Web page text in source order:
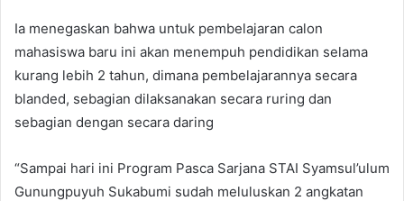
Ia menegaskan bahwa untuk pembelajaran calon
mahasiswa baru ini akan menempuh pendidikan selama
kurang lebih 2 tahun, dimana pembelajarannya secara
blanded, sebagian dilaksanakan secara ruring dan
sebagian dengan secara daring
“Sampai hari ini Program Pasca Sarjana STAI Syamsul’ulum
Gunungpuyuh Sukabumi sudah meluluskan 2 angkatan